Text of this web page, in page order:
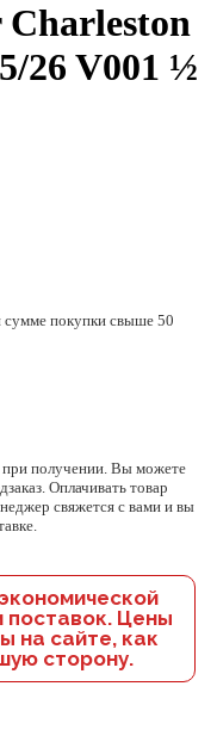
Charleston
26 V001 ½
сумме покупки свыше 50
при получении. Вы можете
Оплачивать товар
свяжется с вами и вы
поставок. Цены
на сайте, как
сторону.